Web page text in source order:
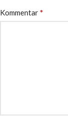
Kommentar*